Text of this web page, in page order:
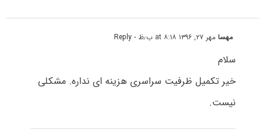
مهسامهر ۲۷, ۱۳۹۶ at ۸:۱۸ ب٫ظ - Reply
سلام
خیر تکمیل ظرفیت سراسری هزینه ای نداره. مشکلی
نیست.